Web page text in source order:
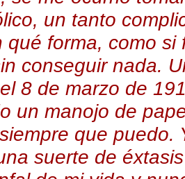
un tanto
qué forma, como
conseguir nada.
8 de marzo de
un manojo de
que
suerte de